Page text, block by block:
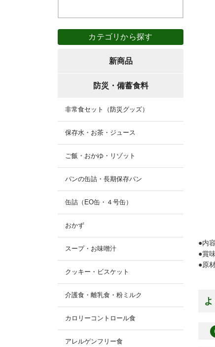
●内
●賞
●原
カテゴリから探す
新商品
防災・備蓄食料
非常食セット（防災グッズ）
保存水・お茶・ジュース
ご飯・おかゆ・リゾット
パンの缶詰・長期保存パン
缶詰（EO缶・４号缶）
おかず
スープ・お味噌汁
クッキー・ビスケット
介護食・離乳食・粉ミルク
カロリーコントロール食
アレルゲンフリー食